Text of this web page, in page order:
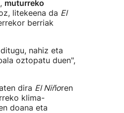
muturreko
litekeena da El
berriak
nahiz eta
oztopatu duen",
dira El Niñoren
klima-
doana eta